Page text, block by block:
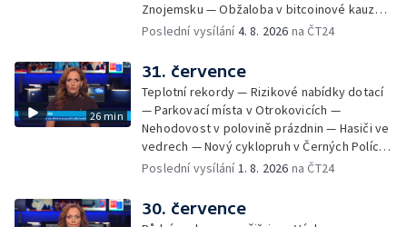
Znojemsku — Obžaloba v bitcoinové kauze
— Přestavba silnice přes Bzenec na
Zašové — Letní opravy divadel — Český hlas
ve vesmíru
Poslední vysílání4. 8. 2026 na ČT24
26 min
31. července
Teplotní rekordy — Rizikové nabídky dotací
— Parkovací místa v Otrokovicích —
Nehodovost v polovině prázdnin — Hasiči ve
vedrech — Nový cyklopruh v Černých Polích
— Květinová výstava ve Věžkách
Poslední vysílání1. 8. 2026 na ČT24
30. července